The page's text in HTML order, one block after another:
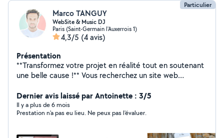
Particulier
Marco TANGUY
WebSite & Music DJ
Paris (Saint-Germain l'Auxerrois 1)
4,3/5 (4 avis)
Présentation
**Transformez votre projet en réalité tout en soutenant
une belle cause !** Vous recherchez un site web
événement ? Ne cherchez plus ! Je vous propose mes
services en création de sites web et animation DJ, avec
une particularité qui fait toute la différence : tous les
Angels**. Skys Angels est une association caritative
Dernier avis laissé par Antoinette : 3/5
Il y a plus de 6 mois
Prestation n'a pas eu lieu. Ne peux pas l'évaluer.